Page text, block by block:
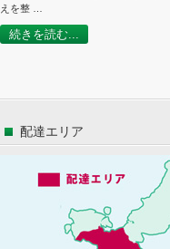
えを整 …
続きを読む...
配達エリア